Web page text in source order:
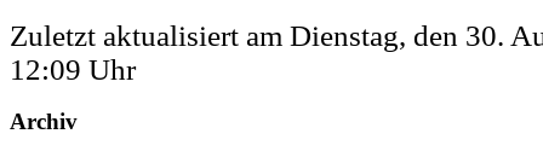
Zuletzt aktualisiert am Dienstag, den 30.
12:09 Uhr
Archiv